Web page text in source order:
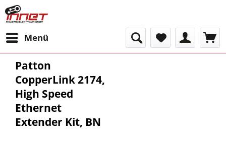
Menü
Patton
CopperLink 2174,
High Speed
Ethernet
Extender Kit, BN